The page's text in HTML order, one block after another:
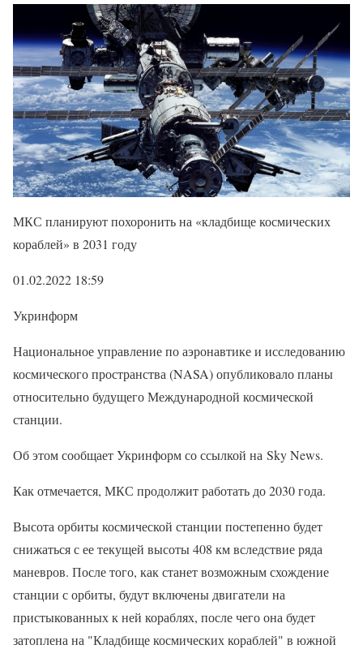
МКС планируют похоронить на «кладбище космических
кораблей» в 2031 году
01.02.2022 18:59
Укринформ
Национальное управление по аэронавтике и исследованию
космического пространства (NASA) опубликовало планы
относительно будущего Международной космической
станции.
Об этом сообщает Укринформ со ссылкой на Sky News.
Как отмечается, МКС продолжит работать до 2030 года.
Высота орбиты космической станции постепенно будет
снижаться с ее текущей высоты 408 км вследствие ряда
маневров. После того, как станет возможным схождение
станции с орбиты, будут включены двигатели на
пристыкованных к ней кораблях, после чего она будет
затоплена на "Кладбище космических кораблей" в южной